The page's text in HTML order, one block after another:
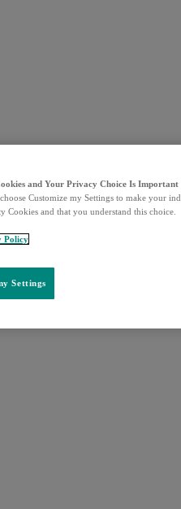
and Your Privacy Choice Is Important
Customize my Settings to make your
Cookies and that you understand this choice.
Policy
Settings